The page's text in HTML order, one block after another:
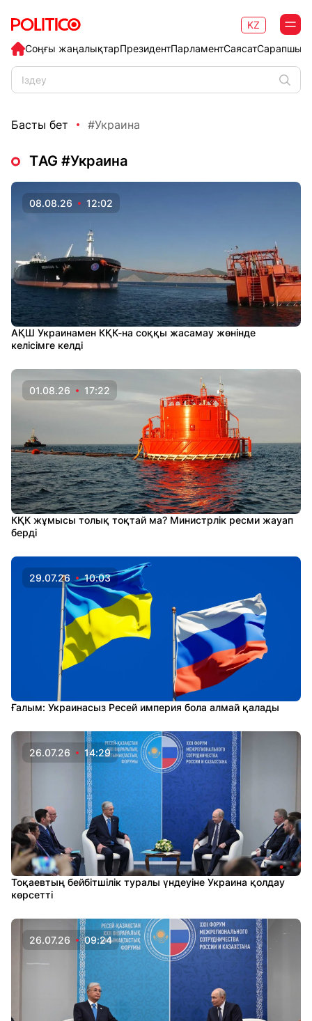
Соңғы жаңалықтарПрезидентПарламентСаясат
KZ
Басты бет #Украина
ТAG #Украина
08.08.26 12:02
АҚШ Украинамен КҚК-на соққы жасамау жөнінде
келісімге келді
01.08.26 17:22
КҚК жұмысы толық тоқтай ма? Министрлік ресми жауап
берді
29.07.26 10:03
Ғалым: Украинасыз Ресей империя бола алмай қалады
26.07.26 14:29
Тоқаевтың бейбітшілік туралы үндеуіне Украина қолдау
көрсетті
26.07.26 09:24